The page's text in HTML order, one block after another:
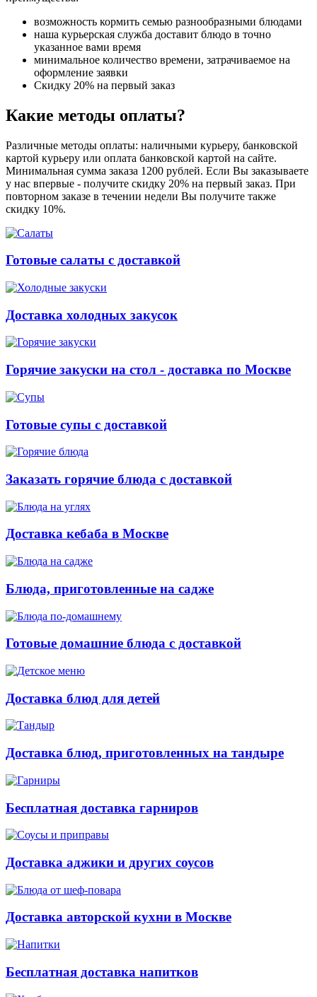
возможность кормить семью разнообразными блюдами
наша курьерская служба доставит блюдо в точно
указанное вами время
минимальное количество времени, затрачиваемое на
оформление заявки
Скидку 20% на первый заказ
Какие методы оплаты?
Различные методы оплаты: наличными курьеру, банковской
картой курьеру или оплата банковской картой на сайте.
Минимальная сумма заказа 1200 рублей. Если Вы заказываете
у нас впервые - получите скидку 20% на первый заказ. При
повторном заказе в течении недели Вы получите также
скидку 10%.
Готовые салаты с доставкой
Доставка холодных закусок
Горячие закуски на стол - доставка по Москве
Готовые супы с доставкой
Заказать горячие блюда с доставкой
Доставка кебаба в Москве
Блюда, приготовленные на садже
Готовые домашние блюда с доставкой
Доставка блюд для детей
Доставка блюд, приготовленных на тандыре
Бесплатная доставка гарниров
Доставка аджики и других соусов
Доставка авторской кухни в Москве
Бесплатная доставка напитков